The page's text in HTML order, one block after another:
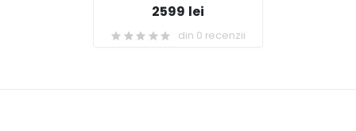
2599 lei
din 0 recenzii